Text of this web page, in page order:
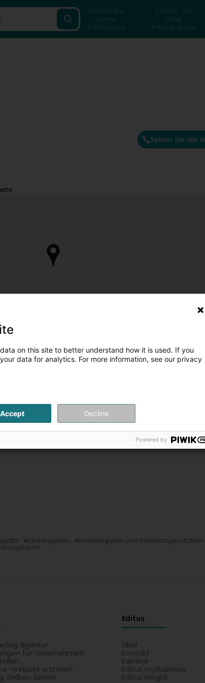
Finden Sie
einen
Fachmann
Finden Sie
eine
Privatperson
Sehen Sie die
Kindergarten Kinderkrippen und Kindertagesstätten
Agentur
für Unternehmen
Website erstellen
Gelben Seiten
Editus
Über
Kontakt
Karriere
Editus myBusiness
Editus Insight
on this site to better understand how it is used. If you
data for analytics. For more information, see our privacy
Accept Decline
Powered by